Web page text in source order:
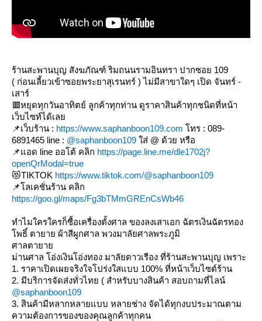
ร้านสะพานบุญ สังฆภัณฑ์ ริมถนนรามอินทรา ปากซอย 109
( ก่อนเลี้ยวเข้าซอยพระยาสุเรนทร์ ) ไม่มีสาขาใดๆ เปิด จันทร์ -
เสาร์
🟥หยุดทุกวันอาทิตย์ ลูกค้าทุกท่าน ดูราคาสินค้าทุกชนิดที่หน้า
เว็บไซท์ได้เล
📌เว็บร้าน : https://www.saphanboon109.com ทร : 089-
6891465 line : @saphanboon109 ส่ @ ด้วย หรือ
📌แอด line ออโต้ คลิก https://page.line.me/dle1702j?
openQrModal=true
😻TIKTOK https://www.tiktok.com/@saphanboon109
📌โลเคชั่นร้าน คลิก
https://goo.gl/maps/Fg3bTMmGREnCsWb46
ทำไมใครใครก็ซื้อเครื่องตั้งศาล ของลงเสาเอก ฉัตรเงินฉัตรทอง
พธิ์ ตายาย ผ้าสีผูกศาล พวงมาลัยศาลพระภูมิ
ศาลตายา
ม่านศาล โอ่งเงินโอ่งทอง มาลัยดาวเรือง ที่ร้านสะพานบุญ เพราะ
1. ราคาเปิดเผยจริงใจโปร่งใสแบบ 100% ที่หน้าเว็บไซต์ร้าน
2. มีบริการจัดส่งทั่วไทย ( สำหรับบางสินค้า สอบถามที่ไลน์
@saphanboon109
3. สินค้ามีหลากหลายแบบ หลายช่าง จัดได้ทุกงบประมาณตาม
ความต้องการของของคุณลูกค้าทุกคน